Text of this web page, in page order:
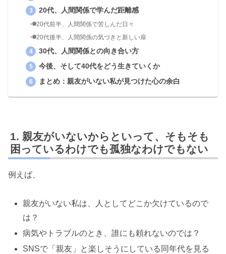
20代、人間関係で学んだ距離感
20代前半、人間関係で苦しんだ日々
20代後半、人間関係の気づきと新しい扉
30代、人間関係との向き合い方
今後、そして40代をどう生きていくか
まとめ：親友がいない私が見つけた心の余白
親友がいないからといって、そもそも
困っているわけでも孤独なわけでもない
例えば、
親友がいない私は、人としてどこか欠けているので
は？
病気やトラブルのとき、誰にも頼れないのでは？
SNSで「親友」と楽しそうにしている同年代を見る